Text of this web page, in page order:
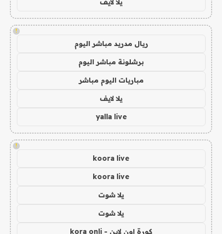
!
ريال مدريد مباشر اليوم
برشلونة مباشر اليوم
مباريات اليوم مباشر
يلا لايف
yalla live
!
koora live
koora live
يلا شوت
يلا شوت
كورة اون لاين - kora onli